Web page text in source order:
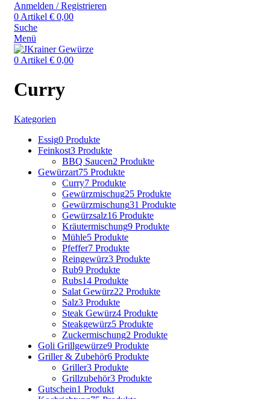
Anmelden / Registrieren
0 Artikel € 0,00
Suche
Menü
0 Artikel € 0,00
Curry
Kategorien
Essig0 Produkte
Feinkost3 Produkte
BBQ Saucen2 Produkte
Gewürzart75 Produkte
Curry7 Produkte
Gewürzmischug25 Produkte
Gewürzmischung31 Produkte
Gewürzsalz16 Produkte
Kräutermischung9 Produkte
Mühle5 Produkte
Pfeffer7 Produkte
Reingewürz3 Produkte
Rub9 Produkte
Rubs14 Produkte
Salat Gewürz22 Produkte
Salz3 Produkte
Steak Gewürz4 Produkte
Steakgewürz5 Produkte
Zuckermischung2 Produkte
Goli Grillgewürze9 Produkte
Griller & Zubehör6 Produkte
Griller3 Produkte
Grillzubehör3 Produkte
Gutschein1 Produkt